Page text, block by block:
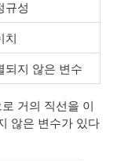
규성
치
되지 않은 변수
거의 직선을 이
않은 변수가 있다